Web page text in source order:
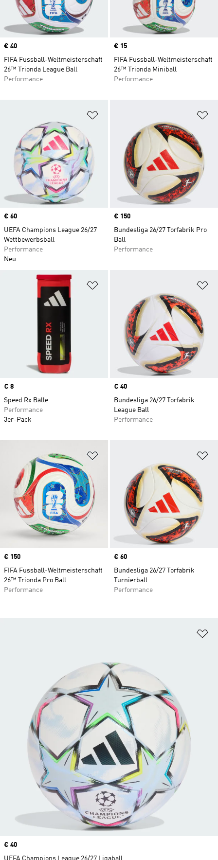
Price
€ 40
FIFA Fussball-Weltmeisterschaft
26™ Trionda League Ball
Performance
Price
€ 15
FIFA Fussball-Weltmeisterschaft
26™ Trionda Miniball
Performance
Price
€ 60
UEFA Champions League 26/27
Wettbewerbsball
Performance
Neu
Price
€ 150
Bundesliga 26/27 Torfabrik Pro
Ball
Performance
Price
€ 8
Speed Rx Bälle
Performance
3er-Pack
Price
€ 40
Bundesliga 26/27 Torfabrik
League Ball
Performance
Price
€ 150
FIFA Fussball-Weltmeisterschaft
26™ Trionda Pro Ball
Performance
Price
€ 60
Bundesliga 26/27 Torfabrik
Turnierball
Performance
Price
€ 40
UEFA Champions League 26/27 Ligaball